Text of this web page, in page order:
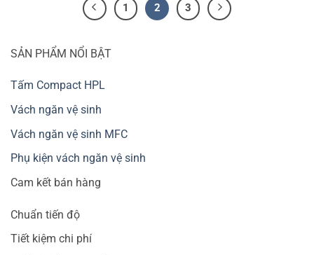
1 2 3
SẢN PHẨM NỔI BẬT
Tấm Compact HPL
Vách ngăn vệ sinh
Vách ngăn vệ sinh MFC
Phụ kiện vách ngăn vệ sinh
Cam kết bán hàng
Chuẩn tiến độ
Tiết kiệm chi phí